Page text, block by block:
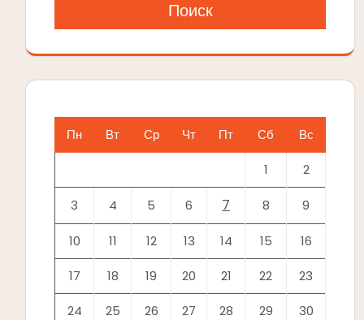
Поиск
Пн Вт Ср Чт Пт Сб Вс
1 2
3 4 5 6 7 8 9
10 11 12 13 14 15 16
17 18 19 20 21 22 23
24 25 26 27 28 29 30